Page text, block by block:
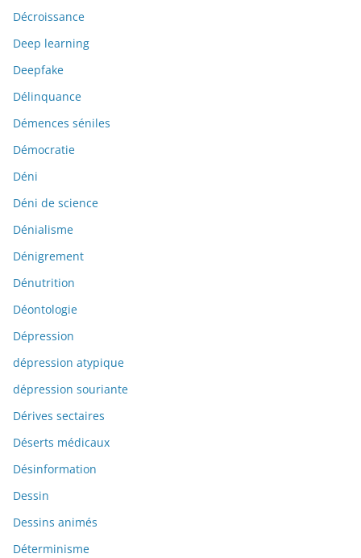
Décroissance
Deep learning
Deepfake
Délinquance
Démences séniles
Démocratie
Déni
Déni de science
Dénialisme
Dénigrement
Dénutrition
Déontologie
Dépression
dépression atypique
dépression souriante
Dérives sectaires
Déserts médicaux
Désinformation
Dessin
Dessins animés
Déterminisme